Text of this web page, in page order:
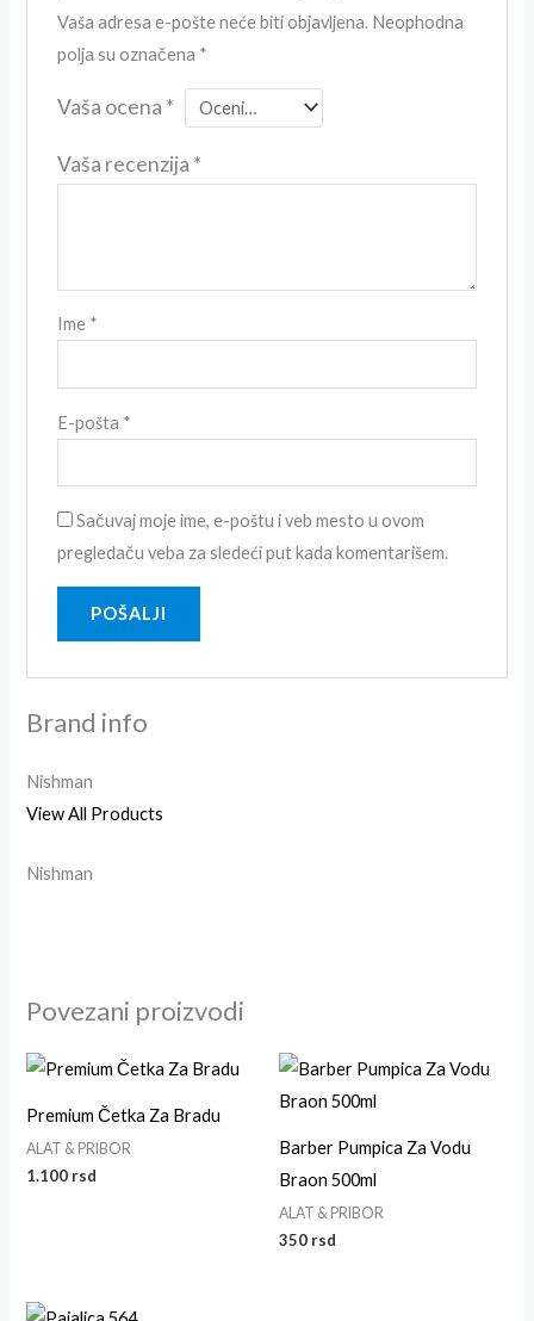
Vaša adresa e-pošte neće biti objavljena. Neophodna
polja su označena *
Vaša ocena *
Vaša recenzija *
Ime *
E-pošta *
Sačuvaj moje ime, e-poštu i veb mesto u ovom
pregledaču veba za sledeći put kada komentarišem.
Brand info
Nishman
View All Products
Nishman
Povezani proizvodi
Premium Četka Za Bradu
ALAT & PRIBOR
1.100 rsd
Barber Pumpica Za Vodu
Braon 500ml
ALAT & PRIBOR
350 rsd